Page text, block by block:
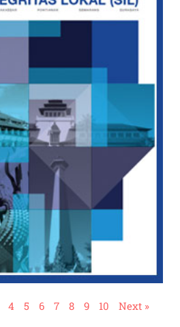
4 5 6 7 8 9 10 Next »